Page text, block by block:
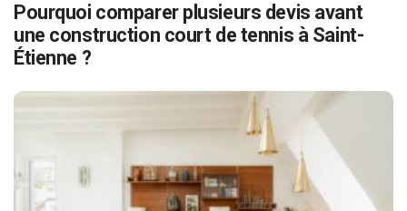
Pourquoi comparer plusieurs devis avant
une construction court de tennis à Saint-
Étienne ?